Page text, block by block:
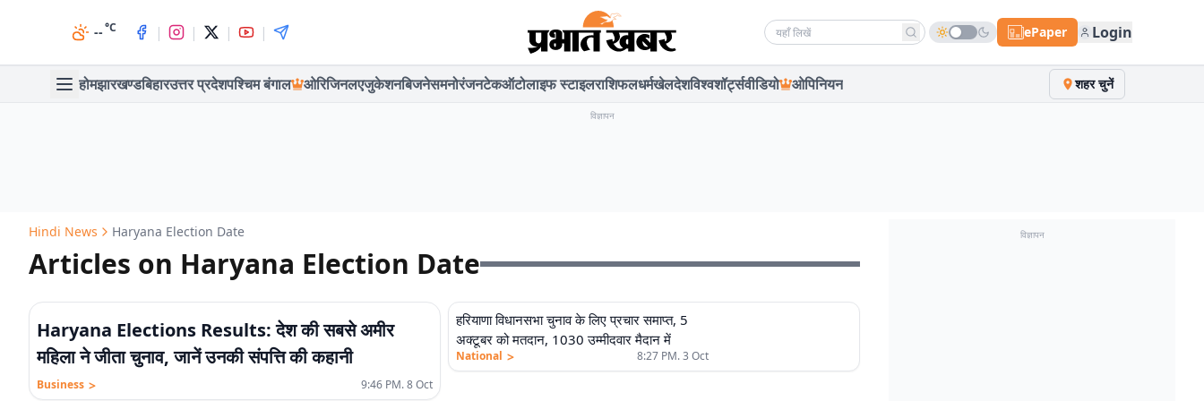
--°C | | | | Search news ePaper Login
होमझारखण्डबिहारउत्तर प्रदेशपश्चिम बंगाल ओरिजिनलएजुकेशनबिजनेसमनोरंजनटेकऑटोलाइफ स्टाइलराशिफलधर्मखेलदेशविश्वशॉर्ट्सवीडियो ओपिनियन शहर चुनें
विज्ञापन
Hindi News Haryana Election Date
Articles on Haryana Election Date
Haryana Elections Results: देश की सबसे अमीर
महिला ने जीता चुनाव, जानें उनकी संपत्ति की कहानी
Business > 9:46 PM. 8 Oct
हरियाणा विधानसभा चुनाव के लिए प्रचार समाप्त, 5
अक्टूबर को मतदान, 1030 उम्मीदवार मैदान में
National > 8:27 PM. 3 Oct
विज्ञापन